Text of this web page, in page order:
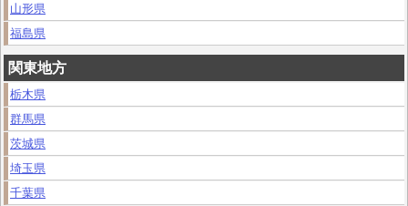
山形県
福島県
関東地方
栃木県
群馬県
茨城県
埼玉県
千葉県